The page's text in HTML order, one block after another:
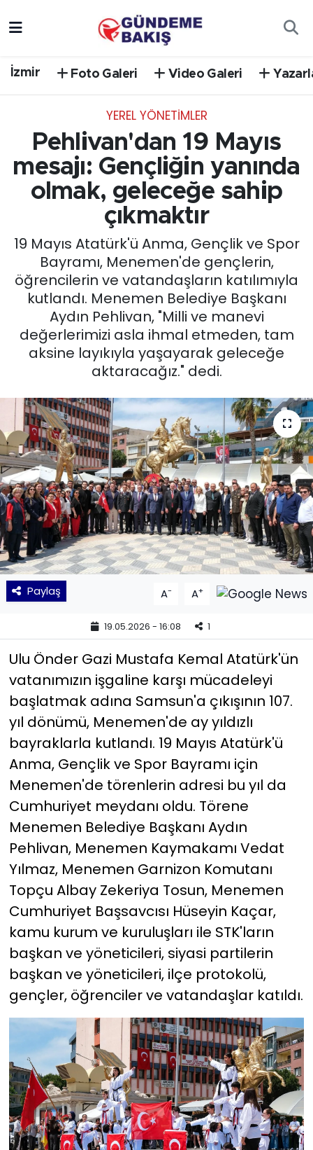
İzmir Foto Galeri Video Galeri
YEREL YÖNETİMLER
Pehlivan'dan 19 Mayıs
mesajı: Gençliğin yanında
olmak, geleceğe sahip
çıkmaktır
19 Mayıs Atatürk'ü Anma, Gençlik ve Spor
Bayramı, Menemen'de gençlerin,
öğrencilerin ve vatandaşların katılımıyla
kutlandı. Menemen Belediye Başkanı
Aydın Pehlivan, "Milli ve manevi
değerlerimizi asla ihmal etmeden, tam
aksine layıkıyla yaşayarak geleceğe
aktaracağız." dedi.
Paylaş A- A+
19.05.2026 - 16:08 1
Ulu Önder Gazi Mustafa Kemal Atatürk'ün
vatanımızın işgaline karşı mücadeleyi
başlatmak adına Samsun'a çıkışının 107.
yıl dönümü, Menemen'de ay yıldızlı
bayraklarla kutlandı. 19 Mayıs Atatürk'ü
Anma, Gençlik ve Spor Bayramı için
Menemen'de törenlerin adresi bu yıl da
Cumhuriyet meydanı oldu. Törene
Menemen Belediye Başkanı Aydın
Pehlivan, Menemen Kaymakamı Vedat
Yılmaz, Menemen Garnizon Komutanı
Topçu Albay Zekeriya Tosun, Menemen
Cumhuriyet Başsavcısı Hüseyin Kaçar,
kamu kurum ve kuruluşları ile STK'ların
başkan ve yöneticileri, siyasi partilerin
başkan ve yöneticileri, ilçe protokolü,
gençler, öğrenciler ve vatandaşlar katıldı.
EGE
EĞİTİM
English News
GÜNCEL
KÜLTÜR SANAT
MAGAZİN
POLİTİKA
SAĞLIK
Siyaset
SPOR
TEKNOLOJİ
Yaşam
YEREL POLİTİKA
YEREL YÖNETİMLER
Yurt
Trafik Durumu
Süper Lig Puan Durumu ve Fikstür
Tüm Manşetler
Son Dakika Haberleri
Haber Arşivi